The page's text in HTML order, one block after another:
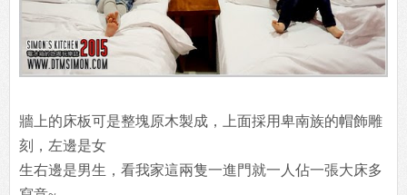
牆上的床板可是整塊原木製成，上面採用卑南族的帽飾雕
刻，左邊是女
生右邊是男生，看我家這兩隻一進門就一人佔一張大床多